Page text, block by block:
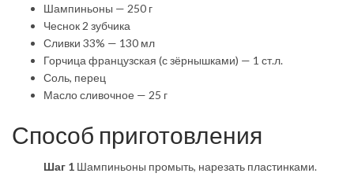
Шампиньоны — 250 г
Чеснок 2 зубчика
Сливки 33% — 130 мл
Горчица французская (с зёрнышками) — 1 ст.л.
Соль, перец
Масло сливочное — 25 г
Способ приготовления
Шаг 1 Шампиньоны промыть, нарезать пластинками.